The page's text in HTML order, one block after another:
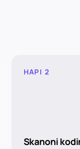
HAPI 2
Skanoni